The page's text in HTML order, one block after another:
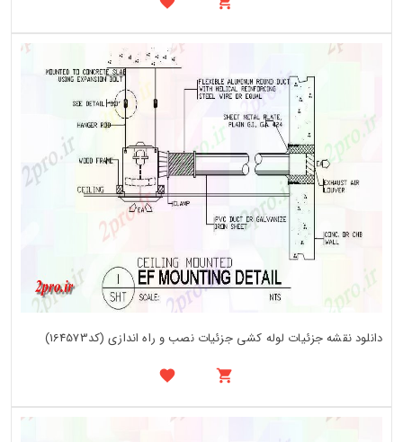
دانلود نقشه جزئیات لوله کشی جزئیات نصب و راه اندازی (کد164573)